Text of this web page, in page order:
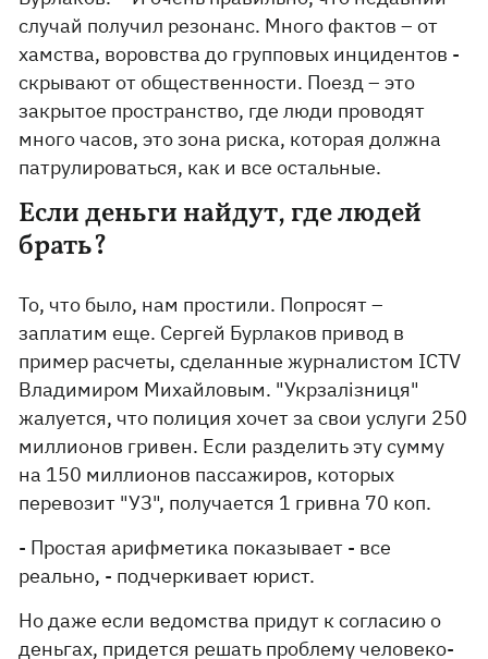
случай получил резонанс. Много фактов – от
хамства, воровства до групповых инцидентов -
скрывают от общественности. Поезд – это
закрытое пространство, где люди проводят
много часов, это зона риска, которая должна
патрулироваться, как и все остальные.
Если деньги найдут, где людей
брать?
То, что было, нам простили. Попросят –
заплатим еще. Сергей Бурлаков привод в
пример расчеты, сделанные журналистом ICTV
Владимиром Михайловым. "Укрзалізниця"
жалуется, что полиция хочет за свои услуги 250
миллионов гривен. Если разделить эту сумму
на 150 миллионов пассажиров, которых
перевозит "УЗ", получается 1 гривна 70 коп.
- Простая арифметика показывает - все
реально, - подчеркивает юрист.
Но даже если ведомства придут к согласию о
деньгах, придется решать проблему человеко-